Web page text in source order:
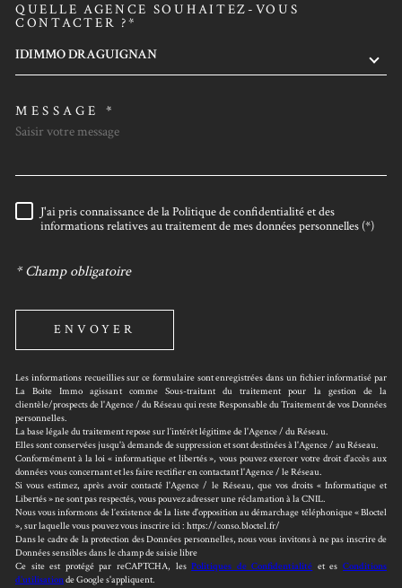
QUELLE AGENCE SOUHAITEZ-VOUS
CONTACTER ?*
IDIMMO DRAGUIGNAN
MESSAGE *
RÈGLEMENTATION
J'ai pris connaissance de la Politique de confidentialité et des
informations relatives au traitement de mes données personnelles (*)
* Champ obligatoire
ENVOYER
Les informations recueillies sur ce formulaire sont enregistrées dans un fichier informatisé par
La Boite Immo agissant comme Sous-traitant du traitement pour la gestion de la
clientèle/prospects de l'Agence / du Réseau qui reste Responsable du Traitement de vos Données
personnelles.
La base légale du traitement repose sur l’intérêt légitime de l'Agence / du Réseau.
Elles sont conservées jusqu'à demande de suppression et sont destinées à l'Agence / au Réseau.
Conformément à la loi « informatique et libertés », vous pouvez exercer votre droit d'accès aux
données vous concernant et les faire rectifier en contactant l'Agence / le Réseau.
Si vous estimez, après avoir contacté l'Agence / le Réseau, que vos droits « Informatique et
Libertés » ne sont pas respectés, vous pouvez adresser une réclamation à la CNIL.
Nous vous informons de l’existence de la liste d'opposition au démarchage téléphonique « Bloctel
», sur laquelle vous pouvez vous inscrire ici : https://conso.bloctel.fr/
Dans le cadre de la protection des Données personnelles, nous vous invitons à ne pas inscrire de
Données sensibles dans le champ de saisie libre
Ce site est protégé par reCAPTCHA, lesPolitiques de Confidentialité et esConditions
d'utilisationde Google s'appliquent.